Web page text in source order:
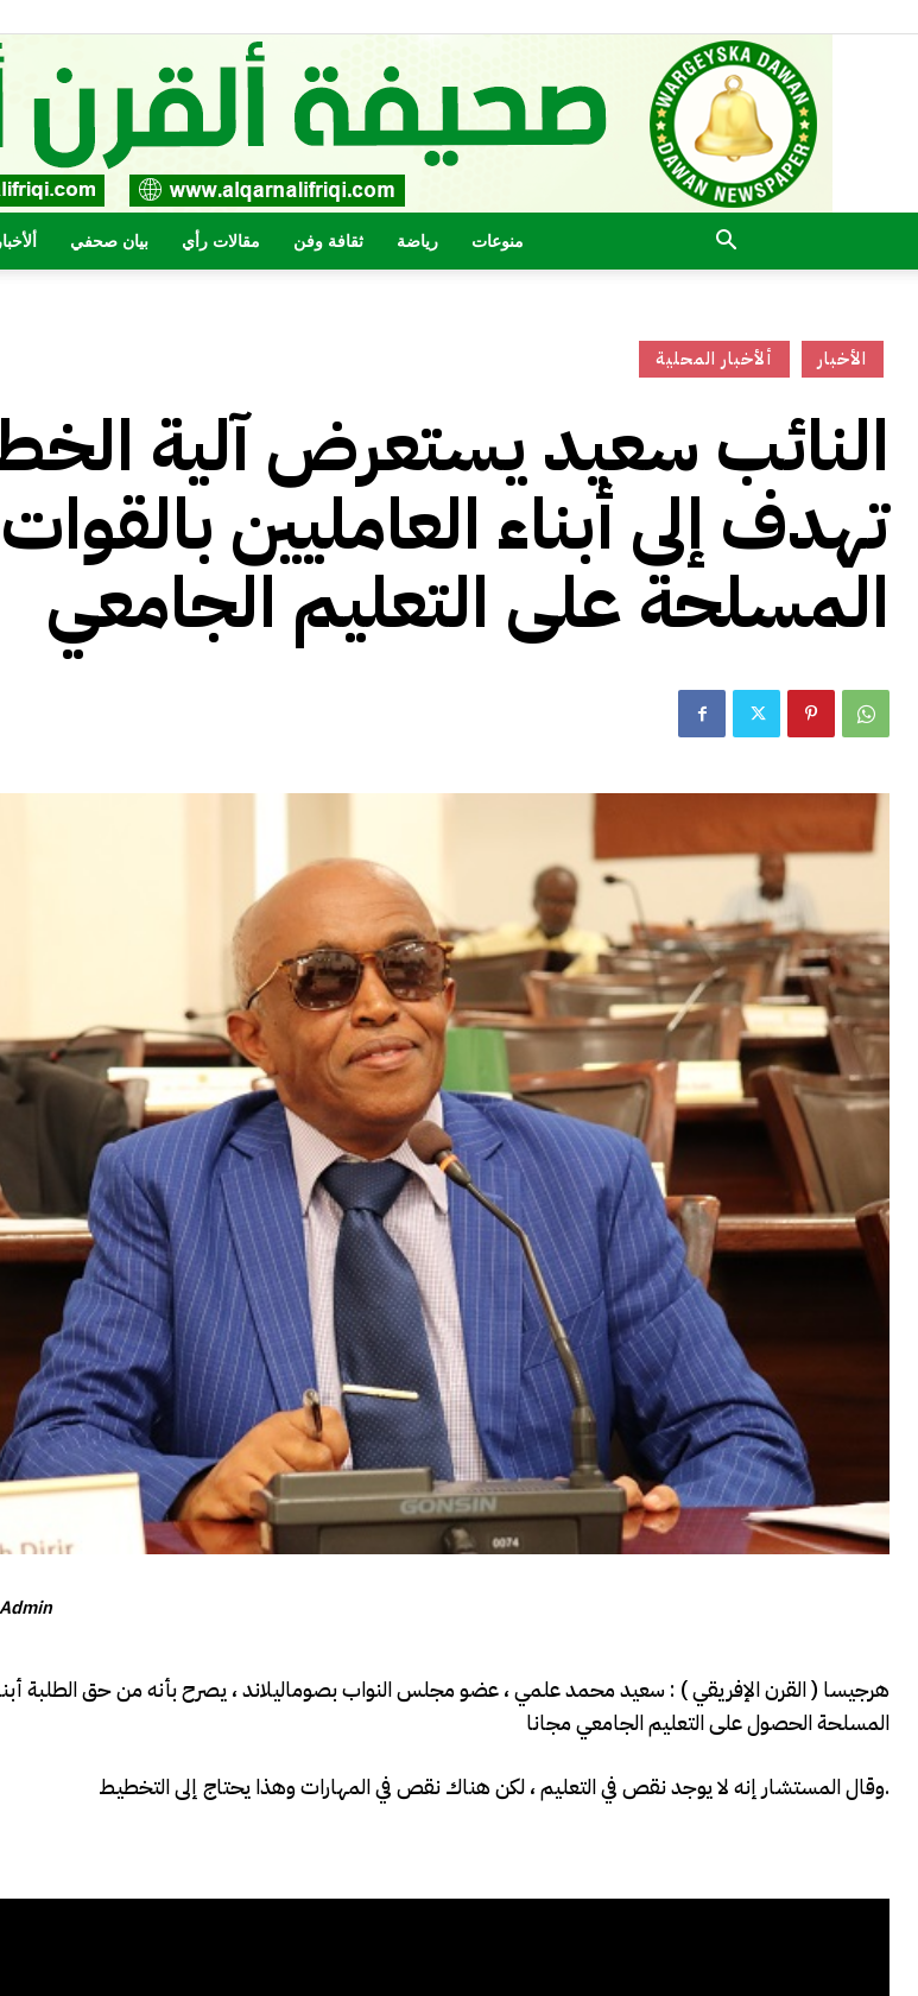
الأفريقي
بيان صحفي مقالات رأي ثقافة وفن رياضة منوعات
ألأخبار المحلية الأخبار
النائب سعيد يستعرض آلية
تهدف إلى أبناء العامليين بالقوات
المسلحة على التعليم الجامعي
Admin
هرجيسا ( القرن الإفريقي ) : سعيد محمد علمي ، عضو مجلس النواب بصوماليلاند ، يصرح بأنه من حق الطلبة
المسلحة الحصول على التعليم الجامعي مجانا
وقال المستشار إنه لا يوجد نقص في التعليم ، لكن هناك نقص في المهارات وهذا يحتاج إلى التخطيط.